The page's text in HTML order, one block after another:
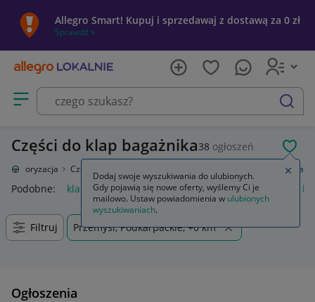
Allegro Smart! Kupuj i sprzedawaj z dostawą za 0 zł
Sprawdź »
Otwórz menu z kategoriami
szukaj
Części do klap bagażnika38 ogłoszeń
Motoryzacja Części samochodowe Klapy bagażnika
Podobne: klapy bagażnika automatyczne otwieranie klapy
Filtruj Przemyśl, Podkarpackie, +0 km
Ogłoszenia
Dodaj swoje wyszukiwania do ulubionych.
Gdy pojawią się nowe oferty, wyślemy Ci je
mailowo. Ustaw powiadomienia w ulubionych
wyszukiwaniach.